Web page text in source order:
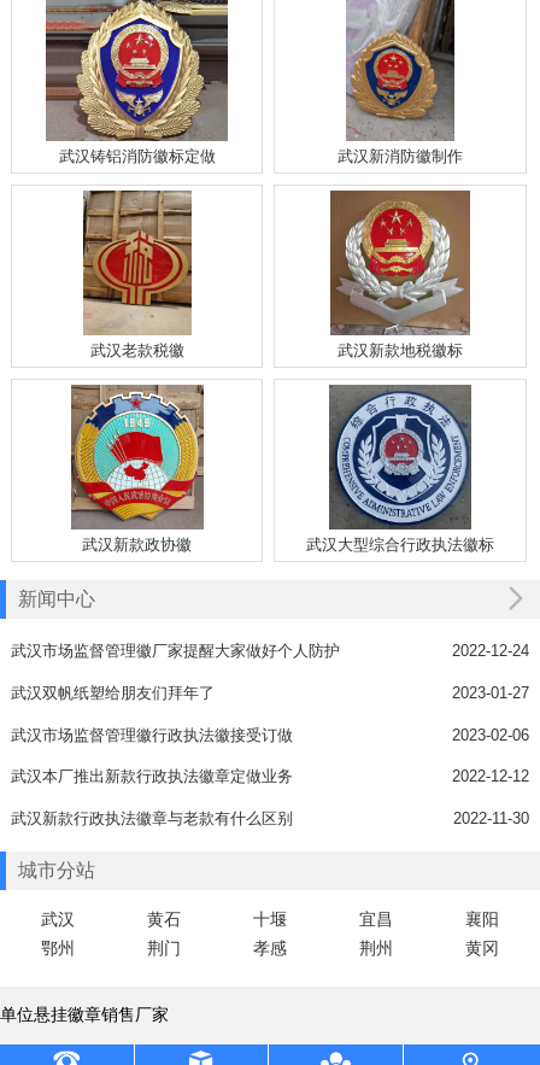
武汉铸铝消防徽标定做 武汉新消防徽制作
武汉老款税徽 武汉新款地税徽标
武汉新款政协徽 武汉大型综合行政执法徽标
新闻中心
武汉市场监督管理徽厂家提醒大家做好个人防护 2022-12-24
武汉双帆纸塑给朋友们拜年了 2023-01-27
武汉市场监督管理徽行政执法徽接受订做 2023-02-06
武汉本厂推出新款行政执法徽章定做业务 2022-12-12
武汉新款行政执法徽章与老款有什么区别 2022-11-30
城市分站
武汉 黄石 十堰 宜昌
襄阳
鄂州
荆门 孝感 荆州 黄冈
单位悬挂徽章销售厂家